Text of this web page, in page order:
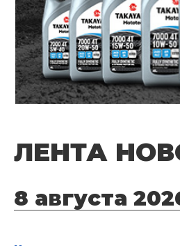
ЛЕНТА
8 августа